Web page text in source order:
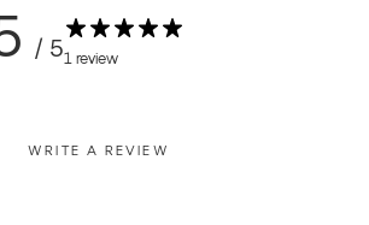
/ 51 review
WRITE A REVIEW